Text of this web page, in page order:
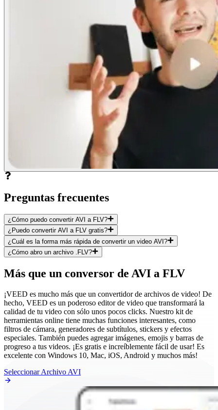
Preguntas frecuentes
¿Cómo puedo convertir AVI a FLV?
¿Puedo convertir AVI a FLV gratis?
¿Cuál es la forma más rápida de convertir un video AVI?
¿Cómo abro un archivo .FLV?
Más que un conversor de AVI a FLV
¡VEED es mucho más que un convertidor de archivos de video! De
hecho, VEED es un poderoso editor de video que transformará la
calidad de tu video con sólo unos pocos clicks. Nuestro kit de
herramientas online tiene muchas funciones interesantes, como
filtros de cámara, generadores de subtítulos, stickers y efectos
especiales. También puedes agregar imágenes, emojis y barras de
progreso a tus videos. ¡Es gratis e increíblemente fácil de usar! Es
excelente con Windows 10, Mac, iOS, Android y muchos más!
Seleccionar Archivo AVI